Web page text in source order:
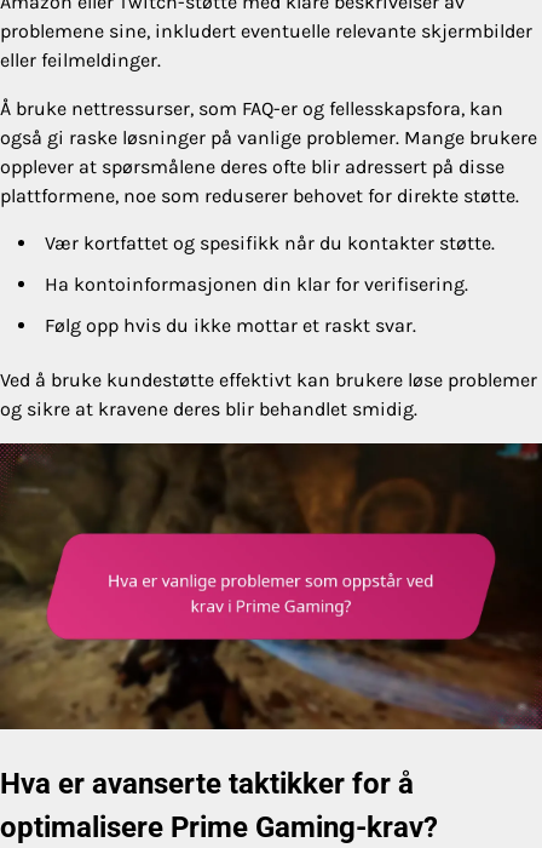
problemene sine, inkludert eventuelle relevante skjermbilder
eller feilmeldinger.
Å bruke nettressurser, som FAQ-er og fellesskapsfora, kan
også gi raske løsninger på vanlige problemer. Mange brukere
opplever at spørsmålene deres ofte blir adressert på disse
plattformene, noe som reduserer behovet for direkte støtte.
Vær kortfattet og spesifikk når du kontakter støtte.
Ha kontoinformasjonen din klar for verifisering.
Følg opp hvis du ikke mottar et raskt svar.
Ved å bruke kundestøtte effektivt kan brukere løse problemer
og sikre at kravene deres blir behandlet smidig.
Hva er avanserte taktikker for å
optimalisere Prime Gaming-krav?